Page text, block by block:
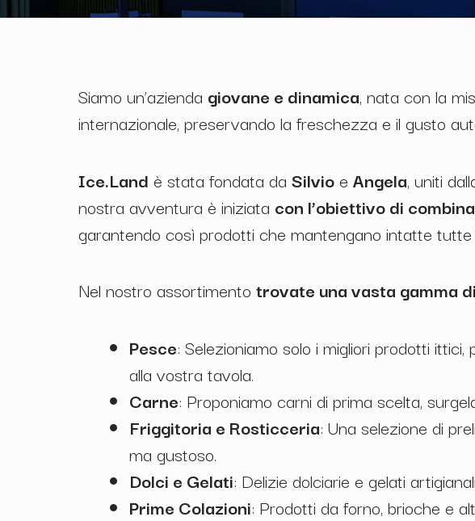
Siamo un’azienda giovane e dinamica, nata con la
internazionale, preservando la freschezza e il gusto
Ice.Land è stata fondata daSilvioeAngela, uniti
nostra avventura è iniziata con l’obiettivo di
garantendo così prodotti che mantengano intatte
Nel nostro assortimentotrovate una vasta gamma
Pesce: Selezioniamo solo i migliori prodotti
alla vostra tavola.
Carne: Proponiamo carni di prima scelta,
Friggitoria e Rosticceria: Una selezione di
ma gustoso.
Dolci e Gelati: Delizie dolciarie e gelati
Prime Colazioni: Prodotti da forno, brioche e